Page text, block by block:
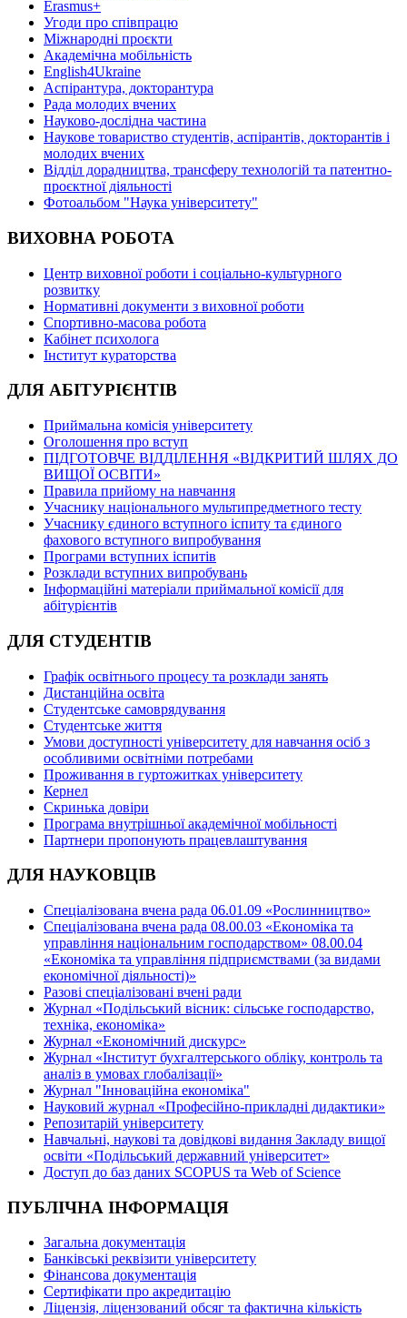
Erasmus+
Угоди про співпрацю
Міжнародні проєкти
Академічна мобільність
English4Ukraine
Аспірантура, докторантура
Рада молодих вчених
Науково-дослідна частина
Наукове товариство студентів, аспірантів, докторантів і
молодих вчених
Відділ дорадництва, трансферу технологій та патентно-
проєктної діяльності
Фотоальбом "Наука університету"
ВИХОВНА РОБОТА
Центр виховної роботи і соціально-культурного
розвитку
Нормативні документи з виховної роботи
Спортивно-масова робота
Кабінет психолога
Інститут кураторства
ДЛЯ АБІТУРІЄНТІВ
Приймальна комісія університету
Оголошення про вступ
ПІДГОТОВЧЕ ВІДДІЛЕННЯ «ВІДКРИТИЙ ШЛЯХ ДО
ВИЩОЇ ОСВІТИ»
Правила прийому на навчання
Учаснику національного мультипредметного тесту
Учаснику єдиного вступного іспиту та єдиного
фахового вступного випробування
Програми вступних іспитів
Розклади вступних випробувань
Інформаційні матеріали приймальної комісії для
абітурієнтів
ДЛЯ СТУДЕНТІВ
Графік освітнього процесу та розклади занять
Дистанційна освіта
Студентське самоврядування
Студентське життя
Умови доступності університету для навчання осіб з
особливими освітніми потребами
Проживання в гуртожитках університету
Кернел
Скринька довіри
Програма внутрішньої академічної мобільності
Партнери пропонують працевлаштування
ДЛЯ НАУКОВЦІВ
Спеціалізована вчена рада 06.01.09 «Рослинництво»
Спеціалізована вчена рада 08.00.03 «Економіка та
управління національним господарством» 08.00.04
«Економіка та управління підприємствами (за видами
економічної діяльності)»
Разові спеціалізовані вчені ради
Журнал «Подільський вісник: сільське господарство,
техніка, економіка»
Журнал «Економічний дискурс»
Журнал «Інститут бухгалтерського обліку, контроль та
аналіз в умовах глобалізації»
Журнал "Інноваційна економіка"
Науковий журнал «Професійно-прикладні дидактики»
Репозитарій університету
Навчальні, наукові та довідкові видання Закладу вищої
освіти «Подільський державний університет»
Доступ до баз даних SCOPUS та Web of Science
ПУБЛІЧНА ІНФОРМАЦІЯ
Загальна документація
Банківські реквізити університету
Фінансова документація
Сертифікати про акредитацію
Ліцензія, ліцензований обсяг та фактична кількість